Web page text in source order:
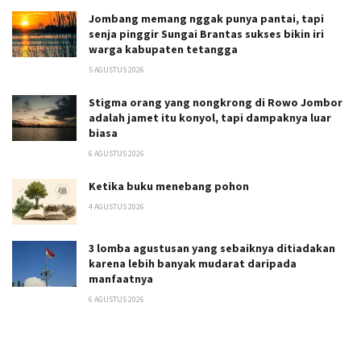
Jombang memang nggak punya pantai, tapi
senja pinggir Sungai Brantas sukses bikin iri
warga kabupaten tetangga
5 AGUSTUS 2026
Stigma orang yang nongkrong di Rowo Jombor
adalah jamet itu konyol, tapi dampaknya luar
biasa
6 AGUSTUS 2026
Ketika buku menebang pohon
4 AGUSTUS 2026
3 lomba agustusan yang sebaiknya ditiadakan
karena lebih banyak mudarat daripada
manfaatnya
6 AGUSTUS 2026